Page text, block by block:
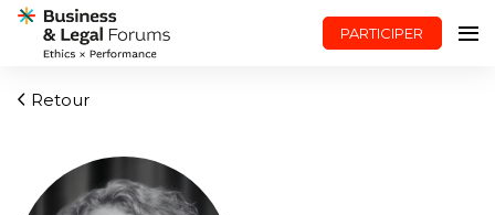
PARTICIPER
Retour